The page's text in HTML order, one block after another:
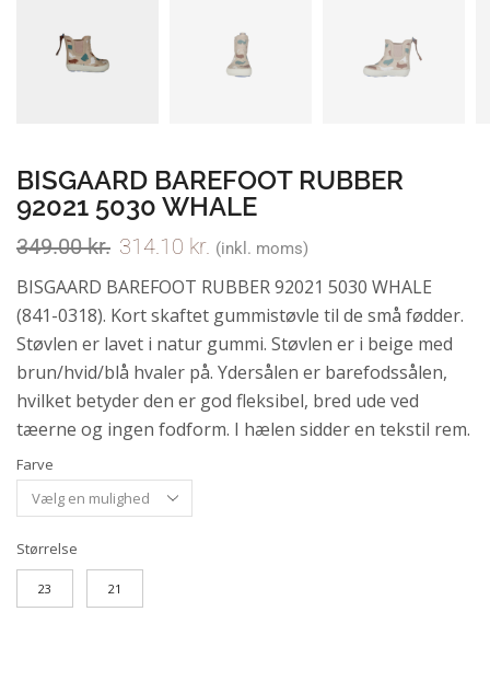
BISGAARD BAREFOOT RUBBER
92021 5030 WHALE
349.00kr. 314.10 kr. (inkl. moms)
BISGAARD BAREFOOT RUBBER 92021 5030 WHALE
(841-0318). Kort skaftet gummistøvle til de små fødder.
Støvlen er lavet i natur gummi. Støvlen er i beige med
brun/hvid/blå hvaler på. Ydersålen er barefodssålen,
hvilket betyder den er god fleksibel, bred ude ved
tæerne og ingen fodform. I hælen sidder en tekstil rem.
Farve
Størrelse
23 21